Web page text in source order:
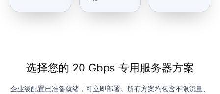
选择您的 20 Gbps 专用服务器方案
企业级配置已准备就绪，可立即部署。所有方案均包含不限流量、